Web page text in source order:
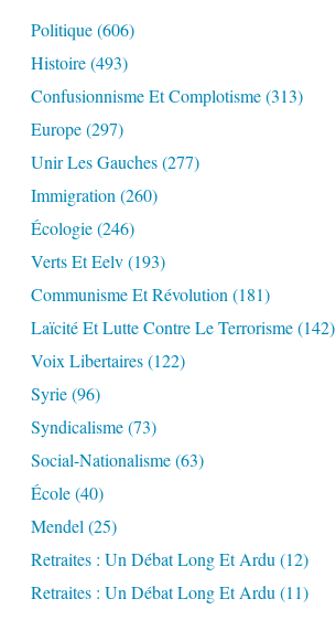
Politique(606)
Histoire(493)
Confusionnisme Et Complotisme(313)
Europe(297)
Unir Les Gauches(277)
Immigration (260)
Écologie(246)
Verts Et Eelv(193)
Communisme Et Révolution (181)
Laïcité Et Lutte Contre Le Terrorisme(142)
Voix Libertaires(122)
Syrie(96)
Syndicalisme(73)
Social-Nationalisme(63)
École(40)
Mendel (25)
Retraites : Un Débat Long Et Ardu (12)
Retraites : Un Débat Long Et Ardu (11)